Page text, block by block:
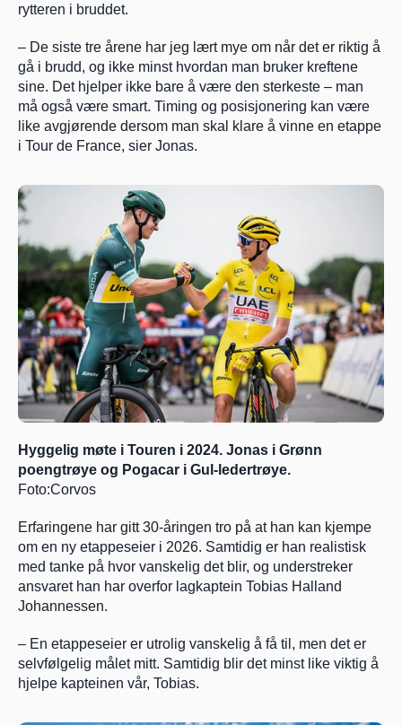
rytteren i bruddet.
– De siste tre årene har jeg lært mye om når det er riktig å
gå i brudd, og ikke minst hvordan man bruker kreftene
sine. Det hjelper ikke bare å være den sterkeste – man
må også være smart. Timing og posisjonering kan være
like avgjørende dersom man skal klare å vinne en etappe
i Tour de France, sier Jonas.
Hyggelig møte i Touren i 2024. Jonas i Grønn
Foto:Corvos
Erfaringene har gitt 30-åringen tro på at han kan kjempe
om en ny etappeseier i 2026. Samtidig er han realistisk
med tanke på hvor vanskelig det blir, og understreker
ansvaret han har overfor lagkaptein Tobias Halland
Johannessen.
– En etappeseier er utrolig vanskelig å få til, men det er
selvfølgelig målet mitt. Samtidig blir det minst like viktig å
hjelpe kapteinen vår, Tobias.